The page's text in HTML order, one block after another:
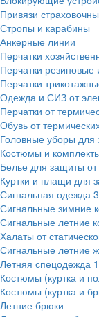
Привязи
Стропы и карабины
Анкерные линии
Перчатки
Перчатки резиновые
Перчатки
Одежда и СИЗ от
Перчатки от
Обувь от
Головные уборы для
Костюмы и
Белье для защиты от
Куртки и плащи для
Сигнальная одежда
Сигнальные зимние
Сигнальные летние
Халаты от
Сигнальные летние
Летняя спецодежда
Костюмы (куртка и
Костюмы (куртка и
Летние брюки